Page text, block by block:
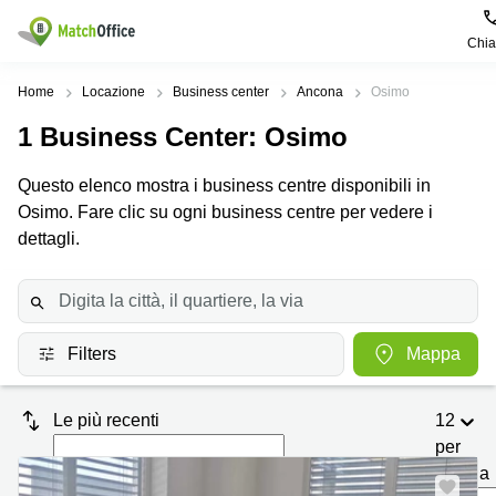
Dare in locazione e affittare
Tipologie di
commerciali
Ufficio
Center
Coworking
Sala
Riunioni
Ufficio
Zone
Genova
Milano
Palermo
Bari
Firenze
Padova
Ricerche
Coworking
Lazio
Bologna
Uffici
in
affitto a
Vicenza
Coworking
Uffici
Aiuto
Chi Siamo
Prezzo
Accesso
Home Locazione Business center Ancona Osimo
1 Business Center: Osimo
Questo elenco mostra i business centre disponibili in
Osimo. Fare clic su ogni business centre per vedere i
dettagli.
Filters Mappa
Le più recenti
12
per
pagina